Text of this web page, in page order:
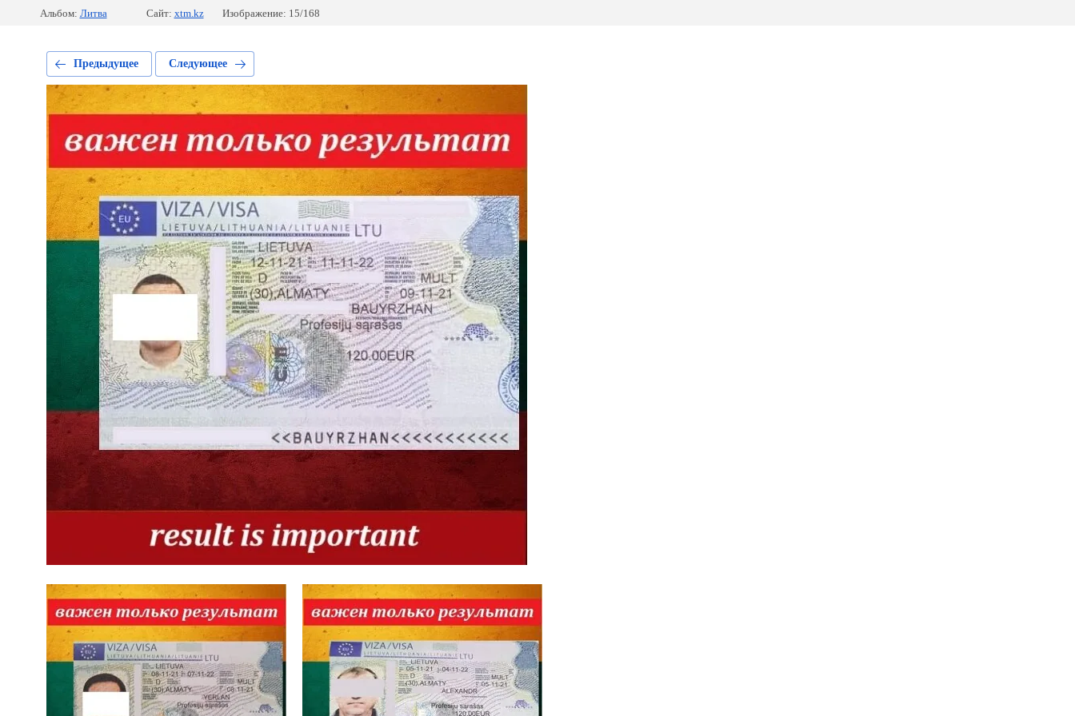
Альбом: Литва Сайт: xtm.kz Изображение: 15/168
Предыдущее Следующее